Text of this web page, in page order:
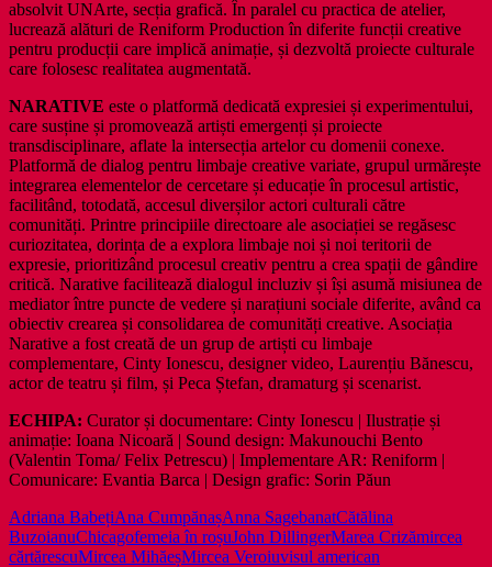
absolvit UNArte, secția grafică. În paralel cu practica de atelier,
lucrează alături de Reniform Production în diferite funcții creative
pentru producții care implică animație, și dezvoltă proiecte culturale
care folosesc realitatea augmentată.
NARATIVE este o platformă dedicată expresiei și experimentului,
care susține și promovează artiști emergenți și proiecte
transdisciplinare, aflate la intersecția artelor cu domenii conexe.
Platformă de dialog pentru limbaje creative variate, grupul urmărește
integrarea elementelor de cercetare și educație în procesul artistic,
facilitând, totodată, accesul diverșilor actori culturali către
comunități. Printre principiile directoare ale asociației se regăsesc
curiozitatea, dorința de a explora limbaje noi și noi teritorii de
expresie, prioritizând procesul creativ pentru a crea spații de gândire
critică. Narative facilitează dialogul incluziv și își asumă misiunea de
mediator între puncte de vedere și narațiuni sociale diferite, având ca
obiectiv crearea și consolidarea de comunități creative. Asociația
Narative a fost creată de un grup de artiști cu limbaje
complementare, Cinty Ionescu, designer video, Laurențiu Bănescu,
actor de teatru și film, și Peca Ștefan, dramaturg și scenarist.
ECHIPA: Curator și documentare: Cinty Ionescu | Ilustrație și
animație: Ioana Nicoară | Sound design: Makunouchi Bento
(Valentin Toma/ Felix Petrescu) | Implementare AR: Reniform |
Comunicare: Evantia Barca | Design grafic: Sorin Păun
Adriana BabețiAna CumpănașAnna SagebanatCătălina
BuzoianuChicagofemeia în roșuJohn DillingerMarea Crizămircea
cărtărescuMircea MihăeșMircea Veroiuvisul american